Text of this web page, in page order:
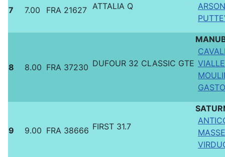
7 7.00 FRA 21627 ATTALIA Q
8 8.00 FRA 37230 DUFOUR 32 CLASSIC GTE
9 9.00 FRA 38666 FIRST 31.7